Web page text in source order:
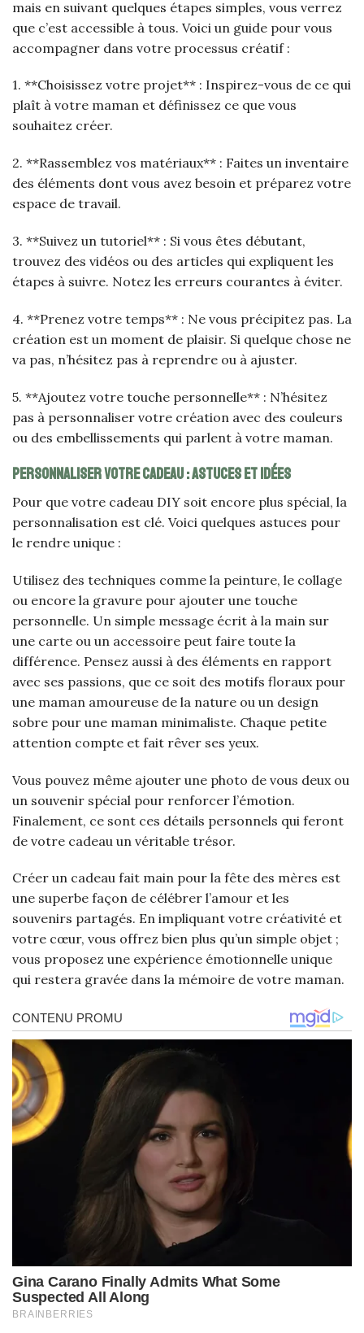
mais en suivant quelques étapes simples, vous verrez
que c’est accessible à tous. Voici un guide pour vous
accompagner dans votre processus créatif :
1. **Choisissez votre projet** : Inspirez-vous de ce qui
plaît à votre maman et définissez ce que vous
souhaitez créer.
2. **Rassemblez vos matériaux** : Faites un inventaire
des éléments dont vous avez besoin et préparez votre
espace de travail.
3. **Suivez un tutoriel** : Si vous êtes débutant,
trouvez des vidéos ou des articles qui expliquent les
étapes à suivre. Notez les erreurs courantes à éviter.
4. **Prenez votre temps** : Ne vous précipitez pas. La
création est un moment de plaisir. Si quelque chose ne
va pas, n’hésitez pas à reprendre ou à ajuster.
5. **Ajoutez votre touche personnelle** : N’hésitez
pas à personnaliser votre création avec des couleurs
ou des embellissements qui parlent à votre maman.
Personnaliser votre cadeau : astuces et idées
Pour que votre cadeau DIY soit encore plus spécial, la
personnalisation est clé. Voici quelques astuces pour
le rendre unique :
Utilisez des techniques comme la peinture, le collage
ou encore la gravure pour ajouter une touche
personnelle. Un simple message écrit à la main sur
une carte ou un accessoire peut faire toute la
différence. Pensez aussi à des éléments en rapport
avec ses passions, que ce soit des motifs floraux pour
une maman amoureuse de la nature ou un design
sobre pour une maman minimaliste. Chaque petite
attention compte et fait rêver ses yeux.
Vous pouvez même ajouter une photo de vous deux ou
un souvenir spécial pour renforcer l’émotion.
Finalement, ce sont ces détails personnels qui feront
de votre cadeau un véritable trésor.
Créer un cadeau fait main pour la fête des mères est
une superbe façon de célébrer l’amour et les
souvenirs partagés. En impliquant votre créativité et
votre cœur, vous offrez bien plus qu’un simple objet ;
vous proposez une expérience émotionnelle unique
qui restera gravée dans la mémoire de votre maman.